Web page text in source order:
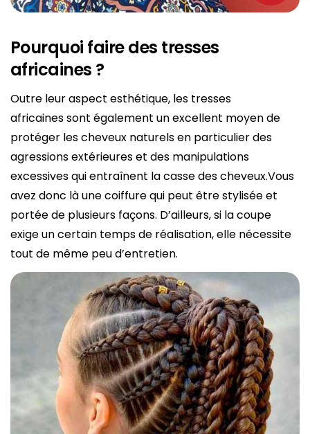
Pourquoi faire des tresses
africaines ?
Outre leur aspect esthétique, les tresses
africaines sont également un excellent moyen de
protéger les cheveux naturels en particulier des
agressions extérieures et des manipulations
excessives qui entraînent la casse des cheveux.Vous
avez donc là une coiffure qui peut être stylisée et
portée de plusieurs façons. D’ailleurs, si la coupe
exige un certain temps de réalisation, elle nécessite
tout de même peu d’entretien.